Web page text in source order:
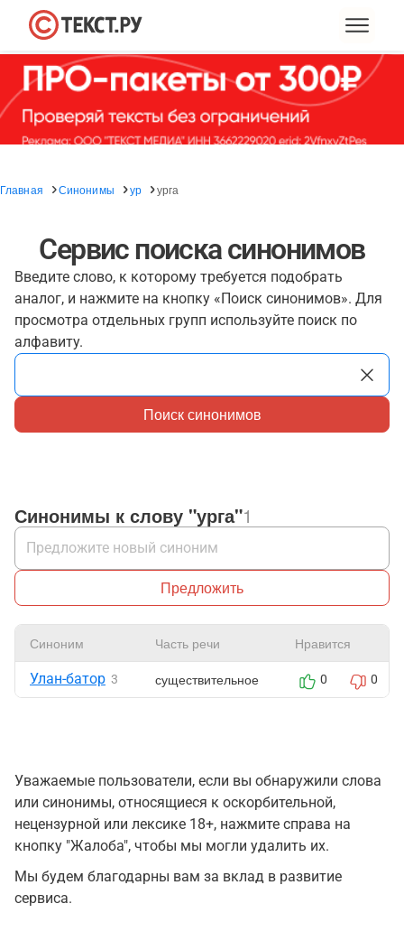
Главная Синонимы ур урга
Сервис поиска синонимов
Введите слово, к которому требуется подобрать
аналог, и нажмите на кнопку «Поиск синонимов». Для
просмотра отдельных групп используйте поиск по
алфавиту.
Поиск синонимов
Синонимы к слову "урга"1
Предложить
Синоним Часть речи Нравится
Улан-батор 3 существительное 0 0
Уважаемые пользователи, если вы обнаружили слова
или синонимы, относящиеся к оскорбительной,
нецензурной или лексике 18+, нажмите справа на
кнопку "Жалоба", чтобы мы могли удалить их.
Мы будем благодарны вам за вклад в развитие
сервиса.